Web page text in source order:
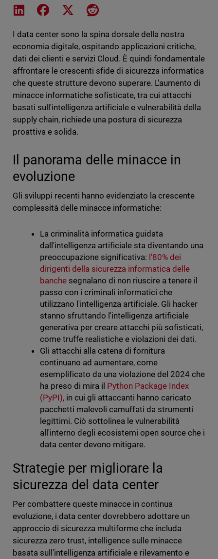
Share on LinkedIn
Share on Facebook
Share on XShare on Reddit
I data center sono la spina dorsale della nostra
economia digitale, ospitando applicazioni critiche,
dati dei clienti e servizi Cloud. È quindi fondamentale
affrontare le crescenti sfide di sicurezza informatica
che queste strutture devono superare. L'aumento di
minacce informatiche sofisticate, tra cui attacchi
basati sull'intelligenza artificiale e vulnerabilità della
supply chain, richiede una postura di sicurezza
proattiva e solida.
Il panorama delle minacce in
evoluzione
Gli sviluppi recenti hanno evidenziato la crescente
complessità delle minacce informatiche:
La criminalità informatica guidata
dall'intelligenza artificiale sta diventando una
preoccupazione significativa: l'80% dei
dirigenti della sicurezza informatica delle
banchesegnalano di non riuscire a tenere il
passo con i criminali informatici che
utilizzano l'intelligenza artificiale. Gli hacker
stanno sfruttando l'intelligenza artificiale
generativa per creare attacchi più sofisticati,
come truffe realistiche e violazioni dei dati.
Gli attacchi alla catena di fornitura
continuano ad aumentare, come
esemplificato da una violazione del 2024 che
ha preso di mira il Python Package Index
(PyPI),in cui gli attaccanti hanno caricato
pacchetti malevoli camuffati da strumenti
legittimi. Ciò sottolinea le vulnerabilità
all'interno degli ecosistemi open source che i
data center devono mitigare.
Strategie per migliorare la
sicurezza del data center
Per combattere queste minacce in continua
evoluzione, i data center dovrebbero adottare un
approccio di sicurezza multiforme che includa
sicurezza zero trust, intelligence sulle minacce
basata sull'intelligenza artificiale e rilevamento e